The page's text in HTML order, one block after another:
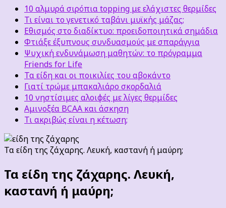
10 αλμυρά σιρόπια topping με ελάχιστες θερμίδες
Τι είναι το γενετικό ταβάνι μυϊκής μάζας;
Εθισμός στο διαδίκτυο: προειδοποιητικά σημάδια
Φτιάξε έξυπνους συνδυασμούς με σπαράγγια
Ψυχική ενδυνάμωση μαθητών: το πρόγραμμα
Friends for Life
Τα είδη και οι ποικιλίες του αβοκάντο
Γιατί τρώμε μπακαλιάρο σκορδαλιά
10 νηστίσιμες αλοιφές με λίγες θερμίδες
Αμινοξέα BCAA και άσκηση
Τι ακριβώς είναι η κέτωση;
Τα είδη της ζάχαρης. Λευκή, καστανή ή μαύρη;
Τα είδη της ζάχαρης. Λευκή,
καστανή ή μαύρη;